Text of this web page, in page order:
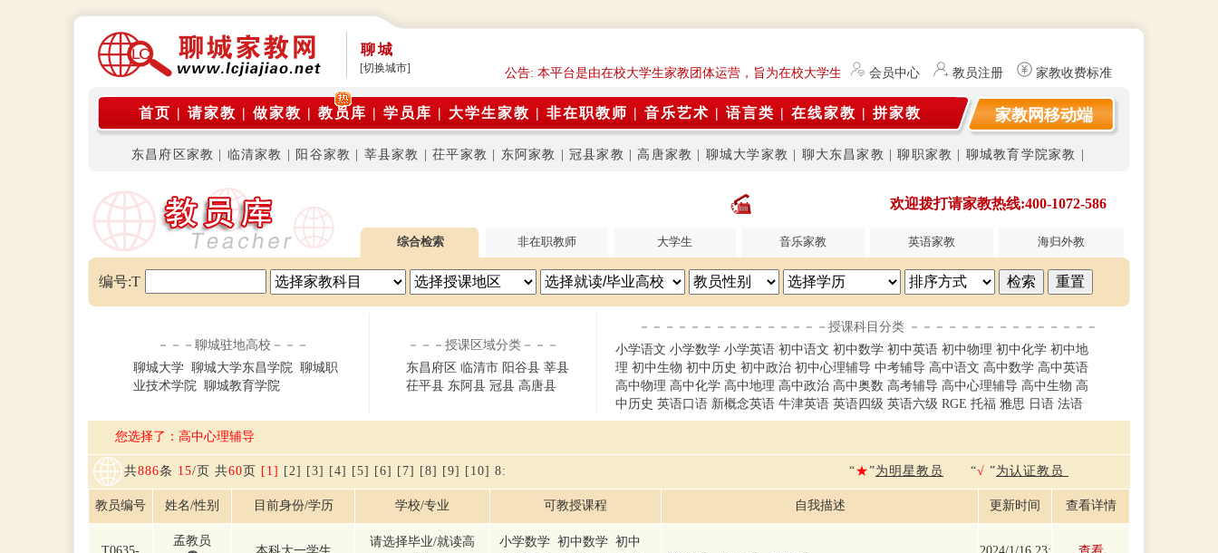
聊城
[切换城市] 公告: 本平台是由在校大学生家教团体运营，旨为在校大学生及研究生（持有教师资格证）提供勤工俭学、社会实践兼职信息
会员中心 教员注册 家教收费标准
首页 | 请家教 | 做家教 | 教员库 | 学员库 | 大学生家教 | 非在职教师 | 音乐艺术 | 语言类 | 在线家教 | 拼家教 家教网移动端
东昌府区家教 临清家教 阳谷家教 莘县家教 |茌平家教 东阿家教 冠县家教 高唐家教 聊城大学家教 聊大东昌家教 |聊职家教 聊城教育学院家教
欢迎拨打请家教热线:400-1072-586
综合检索 非在职教师 大学生 音乐家教 英语家教 海归外教
编号:T
－－－聊城驻地高校－－－
聊城大学 聊城大学东昌学院 聊城职
业技术学院 聊城教育学院
－－－授课区域分类－－－
东昌府区 临清市 阳谷县 莘县
茌平县 东阿县 冠县 高唐县
－－－－－－－－－－－－－－－授课科目分类 －－－－－－－－－－－－－－－
小学语文 小学数学 小学英语 初中语文 初中数学 初中英语 初中物理 初中化学 初中地
理 初中生物 初中历史 初中政治 初中心理辅导 中考辅导 高中语文 高中数学 高中英语
高中物理 高中化学 高中地理 高中政治 高中奥数 高考辅导 高中心理辅导 高中生物 高
中历史 英语口语 新概念英语 牛津英语 英语四级 英语六级 RGE 托福 雅思 日语 法语
您选择了：高中心理辅导
共886条 15/页 共60页 [1] [2] [3] [4] [5] [6] [7] [8] [9] [10] 8: “★”为明星教员 “√ ”为认证教员
教员编号 姓名/性别 目前身份/学历 学校/专业 可教授课程 自我描述 更新时间 查看详情
孟教员
请选择毕业/就读高
小学数学 初中数学 初中